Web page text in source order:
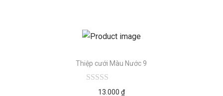
Thiệp cưới Màu Nước 9
13.000 ₫